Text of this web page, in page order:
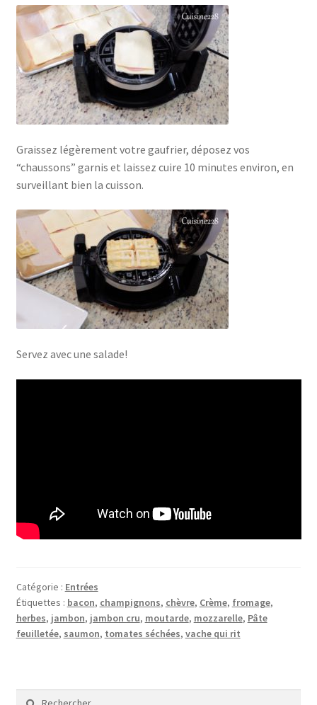
Graissez légèrement votre gaufrier, déposez vos
“chaussons” garnis et laissez cuire 10 minutes environ, en
surveillant bien la cuisson.
Servez avec une salade!
Catégorie : Entrées
Étiquettes : bacon, champignons, chèvre, Crème, fromage,
herbes, jambon, jambon cru, moutarde, mozzarelle, Pâte
feuilletée, saumon, tomates séchées, vache qui rit